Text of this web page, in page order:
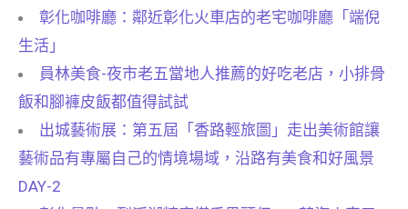
彰化咖啡廳：鄰近彰化火車店的老宅咖啡廳「端倪
生活」
員林美食-夜市老五當地人推薦的好吃老店，小排骨
飯和腳褲皮飯都值得試試
出城藝術展：第五屆「香路輕旅圖」走出美術館讓
藝術品有專屬自己的情境場域，沿路有美食和好風景
DAY-2